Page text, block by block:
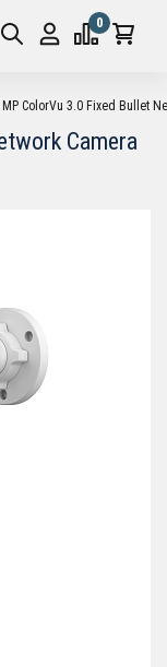
0
ColorVu 3.0 Fixed Bullet
Camera